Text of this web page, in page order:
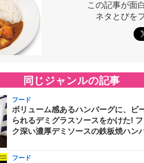
この記事が面
ネタとぴを
同じジャンルの記事
フード
ボリューム感あるハンバーグに、ビ
られるデミグラスソースをかけた!
ク深い濃厚デミソースの鉄板焼ハン
フード